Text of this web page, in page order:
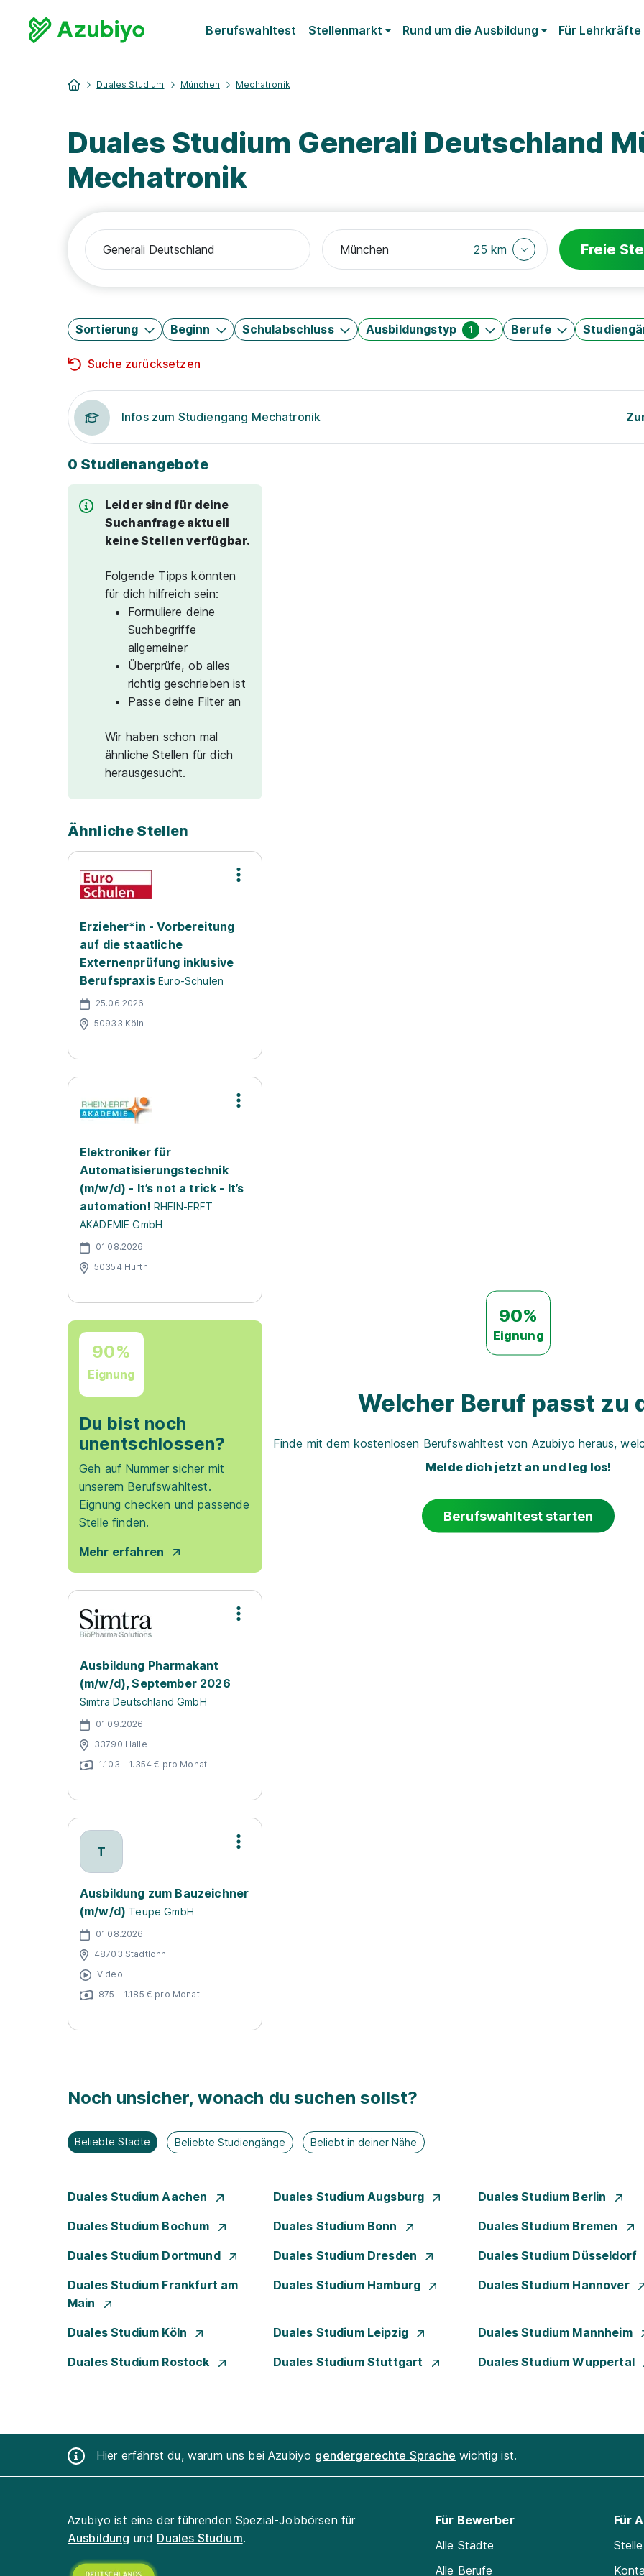
Berufswahltest Stellenmarkt Rund um die Ausbildung Für Lehrkräfte
Duales Studium München Mechatronik
Duales Studium Generali Deutschland
Mechatronik
25 km Freie
Sortierung Beginn Schulabschluss Ausbildungstyp 1 Berufe
Suche zurücksetzen
Infos zum Studiengang Mechatronik
0 Studienangebote
Leider sind für deine
Suchanfrage aktuell
keine Stellen verfügbar.
Folgende Tipps könnten
für dich hilfreich sein:
Formuliere deine
Suchbegriffe
allgemeiner
Überprüfe, ob alles
richtig geschrieben ist
Passe deine Filter an
Wir haben schon mal
ähnliche Stellen für dich
herausgesucht.
Ähnliche Stellen
Erzieher*in - Vorbereitung
auf die staatliche
Externenprüfung inklusive
Berufspraxis Euro-Schulen
25.06.2026
50933 Köln
Elektroniker für
Automatisierungstechnik
(m/w/d) - It’s not a trick - It’s
automation! RHEIN-ERFT
AKADEMIE GmbH
01.08.2026
50354 Hürth
90%
Eignung
Du bist noch
unentschlossen?
Geh auf Nummer sicher mit
unserem Berufswahltest.
Eignung checken und passende
Stelle finden.
Mehr erfahren
Ausbildung Pharmakant
(m/w/d), September 2026
Simtra Deutschland GmbH
01.09.2026
33790 Halle
1.103 - 1.354 € pro Monat
T
Ausbildung zum Bauzeichner
(m/w/d) Teupe GmbH
01.08.2026
48703 Stadtlohn
Video
875 - 1.185 € pro Monat
90%
Eignung
Welcher Beruf passt zu
Finde mit dem kostenlosen Berufswahltest von Azubiyo heraus,
Melde dich jetzt an und leg los!
Berufswahltest starten
Noch unsicher, wonach du suchen sollst?
Beliebte Städte Beliebte Studiengänge Beliebt in deiner Nähe
Duales Studium Aachen Duales Studium Augsburg Duales Studium Berlin
Duales Studium Bochum Duales Studium Bonn Duales Studium Bremen
Duales Studium Dortmund Duales Studium Dresden Duales Studium Düsseldorf
Duales Studium Frankfurt am
Main
Duales Studium Hamburg Duales Studium Hannover
Duales Studium Köln Duales Studium Leipzig Duales Studium Mannheim
Duales Studium Rostock Duales Studium Stuttgart Duales Studium Wuppertal
Hier erfährst du, warum uns bei Azubiyo gendergerechte Sprache wichtig ist.
Azubiyo ist eine der führenden Spezial-Jobbörsen für
Ausbildung und Duales Studium.
Für Bewerber
Alle Städte
Alle Berufe
Für